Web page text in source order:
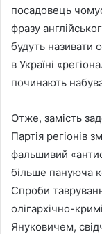
посадовець
фразу
будуть
в Україні
починають
Отже, замість
Партія регіонів
фальшивий
більше пануюча
Спроби
олігархічно-
Януковичем,